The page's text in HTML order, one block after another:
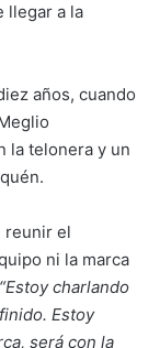
llegar a la
años, cuando
la telonera y un
reunir el
ni la marca
“Estoy charlando
Estoy
será con la